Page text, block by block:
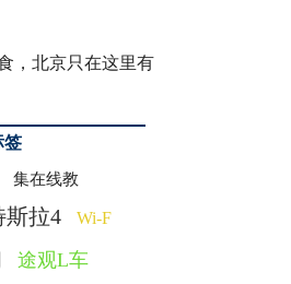
，北京只在这里有
签
集在线教
斯拉4 Wi-F
途观L车